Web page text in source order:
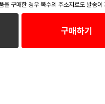
을 구매한 경우 복수의 주소지로도 발송이
구매하기